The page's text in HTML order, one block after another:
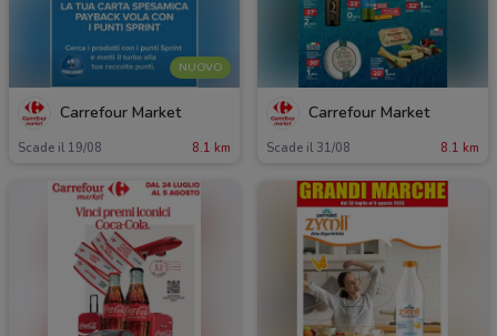
NUOVO
Carrefour Market
Scade il 19/08 8.1 km
Carrefour Market
Scade il 31/08 8.1 km